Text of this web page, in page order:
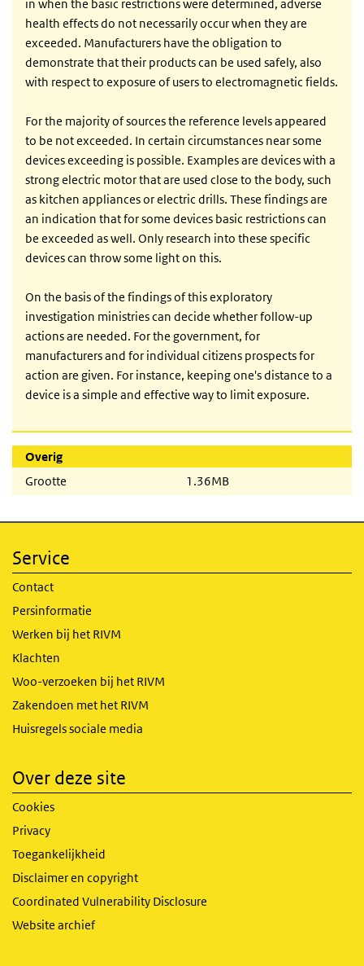
in when the basic restrictions were determined, adverse
health effects do not necessarily occur when they are
exceeded. Manufacturers have the obligation to
demonstrate that their products can be used safely, also
with respect to exposure of users to electromagnetic fields.
For the majority of sources the reference levels appeared
to be not exceeded. In certain circumstances near some
devices exceeding is possible. Examples are devices with a
strong electric motor that are used close to the body, such
as kitchen appliances or electric drills. These findings are
an indication that for some devices basic restrictions can
be exceeded as well. Only research into these specific
devices can throw some light on this.
On the basis of the findings of this exploratory
investigation ministries can decide whether follow-up
actions are needed. For the government, for
manufacturers and for individual citizens prospects for
action are given. For instance, keeping one's distance to a
device is a simple and effective way to limit exposure.
Overig
Grootte
1.36MB
Service
Contact
Persinformatie
Werken bij het RIVM
Klachten
Woo-verzoeken bij het RIVM
Zakendoen met het RIVM
Huisregels sociale media
Over deze site
Cookies
Privacy
Toegankelijkheid
Disclaimer en copyright
Coordinated Vulnerability Disclosure
Website archief